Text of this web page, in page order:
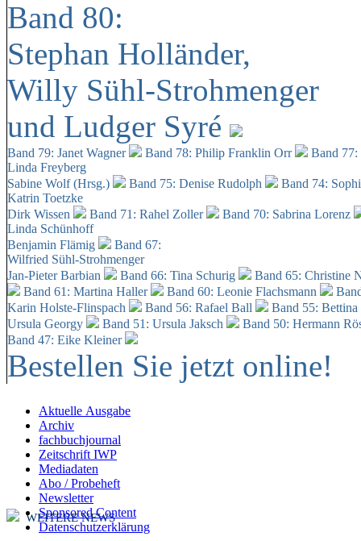
Band 80:
Stephan Holländer,
Willy Sühl-Strohmenger
und Ludger Syré
Band 79: Janet Wagner Band 78: Philip Franklin Orr
Band
Linda Freyberg
Sabine Wolf (Hrsg.)
Band 75: Denise Rudolph
Band 74:
Katrin Toetzke
Dirk Wissen
Band 71: Rahel Zoller
Band 70: Sabrina Lorenz
Linda Schünhoff
Benjamin Flämig
Band 67:
Wilfried Sühl-Strohmenger
Jan-Pieter Barbian
Band 66: Tina Schurig
Band 65: Christine
Band 61: Martina Haller
Band 60: Leonie Flachsmann
Karin Holste-Flinspach
Band 56: Rafael Ball
Band 55:
Ursula Georgy
Band 51: Ursula Jaksch Band 50: Hermann
Band 47: Eike Kleiner
Bestellen Sie jetzt online!
Aktuelle Ausgabe
Archiv
fachbuchjournal
Zeitschrift IWP
Mediadaten
Abo / Probeheft
Newsletter
Sponsored Content
Datenschutzerklärung
WEITERE NEWS